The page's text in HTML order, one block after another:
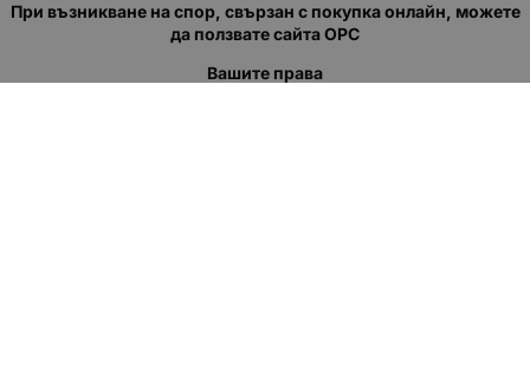
При възникване на спор, свързан с покупка онлайн, можете
да ползвате сайта ОРС
Вашите права